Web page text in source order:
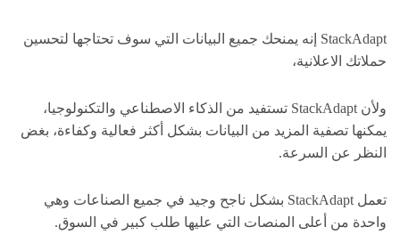
StackAdapt إنه يمنحك جميع البيانات التي سوف تحتاجها لتحسين
حملاتك الاعلانية،
ولأن StackAdapt تستفيد من الذكاء الاصطناعي والتكنولوجيا،
يمكنها تصفية المزيد من البيانات بشكل أكثر فعالية وكفاءة، بغض
النظر عن السرعة.
تعمل StackAdapt بشكل ناجح وجيد في جميع الصناعات وهي
واحدة من أعلى المنصات التي عليها طلب كبير في السوق.